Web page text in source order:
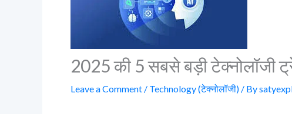
2025 की 5 सबसे बड़ी टेक्नोलॉजी
Leave a Comment / Technology (टेक्नोलॉजी) / By